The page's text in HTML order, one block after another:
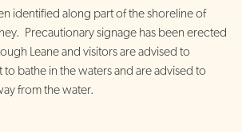
identified along part of the shoreline of
Precautionary signage has been erected
Leane and visitors are advised to
bathe in the waters and are advised to
from the water.